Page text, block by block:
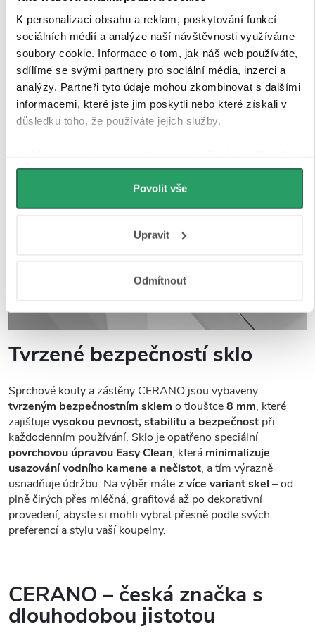
K personalizaci obsahu a reklam, poskytování funkcí
sociálních médií a analýze naší návštěvnosti využíváme
soubory cookie. Informace o tom, jak náš web používáte,
sdílíme se svými partnery pro sociální média, inzerci a
analýzy. Partneři tyto údaje mohou zkombinovat s dalšími
informacemi, které jste jim poskytli nebo které získali v
důsledku toho, že používáte jejich služby.
můžeme používat cookies pro analytiku a
personalizovanou reklamu. Jak Google zpracovává
osobní údaje najdete na stránkách
Povolit vše
Upravit
Odmítnout
Tvrzené bezpečností sklo
Sprchové kouty a zástěny CERANO jsou vybaveny
tvrzeným bezpečnostním sklem o tloušťce8 mm, které
zajišťujevysokou pevnost, stabilitu a bezpečnost při
každodenním používání. Sklo je opatřeno speciální
povrchovou úpravou Easy Clean, která minimalizuje
usazování vodního kamene a nečistot, a tím výrazně
usnadňuje údržbu. Na výběr mátez více variant skel – od
plně čirých přes mléčná, grafitová až po dekorativní
provedení, abyste si mohli vybrat přesně podle svých
preferencí a stylu vaší koupelny.
CERANO – česká značka s
dlouhodobou jistotou